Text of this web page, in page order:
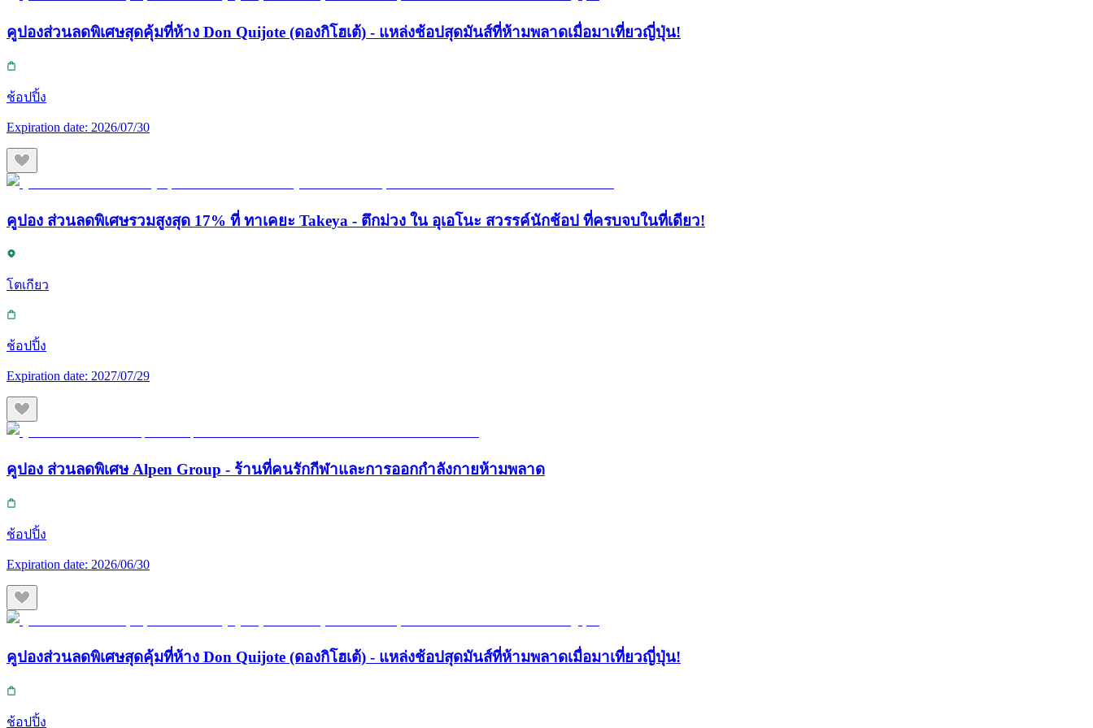
คูปองส่วนลดพิเศษสุดคุ้มที่ห้าง Don Quijote (ดองกิโฮเต้) - แหล่งช้อปสุดมันส์ที่ห้ามพลาดเมื่อมาเที่ยวญี่ปุ่น!
ช้อปปิ้ง
Expiration date: 2026/07/30
คูปอง ส่วนลดพิเศษรวมสูงสุด 17% ที่ ทาเคยะ Takeya - ตึกม่วง ใน อุเอโนะ สวรรค์นักช้อป ที่ครบจบในที่เดียว!
โตเกียว
ช้อปปิ้ง
Expiration date: 2027/07/29
คูปอง ส่วนลดพิเศษ Alpen Group - ร้านที่คนรักกีฬาและการออกกำลังกายห้ามพลาด
ช้อปปิ้ง
Expiration date: 2026/06/30
คูปองส่วนลดพิเศษสุดคุ้มที่ห้าง Don Quijote (ดองกิโฮเต้) - แหล่งช้อปสุดมันส์ที่ห้ามพลาดเมื่อมาเที่ยวญี่ปุ่น!
ช้อปปิ้ง